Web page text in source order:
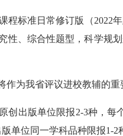
标准日常修订版（2022
性、综合性题型，科学规
为我省评议进校教辅的重
出版单位限报2-3种，每
单位同一学科品种限报1-2